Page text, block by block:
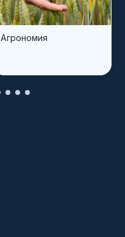
Агрономия